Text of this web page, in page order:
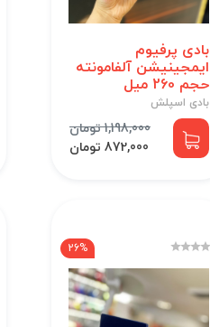
بادی پرفیوم
ایمجینیشن آلفامونته
حجم 260 میل
بادی اسپلش
1,198,000 تومان
872,000 تومان
26%